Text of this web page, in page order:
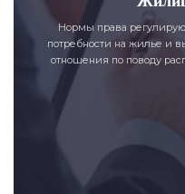
Нормы права
потребности на жилье и
отношения по поводу